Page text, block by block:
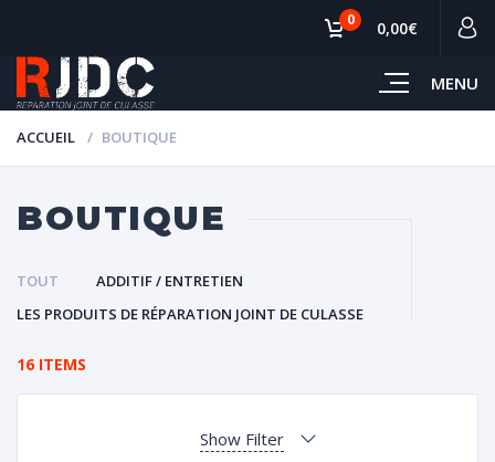
MENU
0 0,00€
ACCUEIL BOUTIQUE
BOUTIQUE
TOUT
ADDITIF / ENTRETIEN
LES PRODUITS DE RÉPARATION JOINT DE CULASSE
16 ITEMS
Show Filter